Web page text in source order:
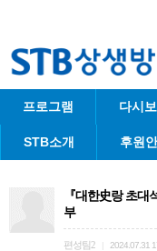
프로그램 다시보
STB소개 후원
『대한史랑 초대
부
편성팀2 2024.07.31